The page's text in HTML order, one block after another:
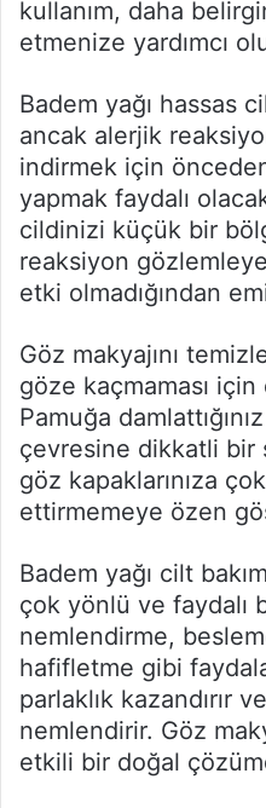
kullanım, daha
etmenize yardımcı
Badem yağı hassas
ancak alerjik
indirmek için
yapmak faydalı
cildinizi küçük bir
reaksiyon
etki olmadığından
Göz makyajını
göze kaçmaması için
Pamuğa
çevresine dikkatli bir
göz kapaklarınıza
ettirmemeye özen
Badem yağı cilt
çok yönlü ve faydalı
nemlendirme,
hafifletme gibi
parlaklık kazandırır
nemlendirir. Göz
etkili bir doğal